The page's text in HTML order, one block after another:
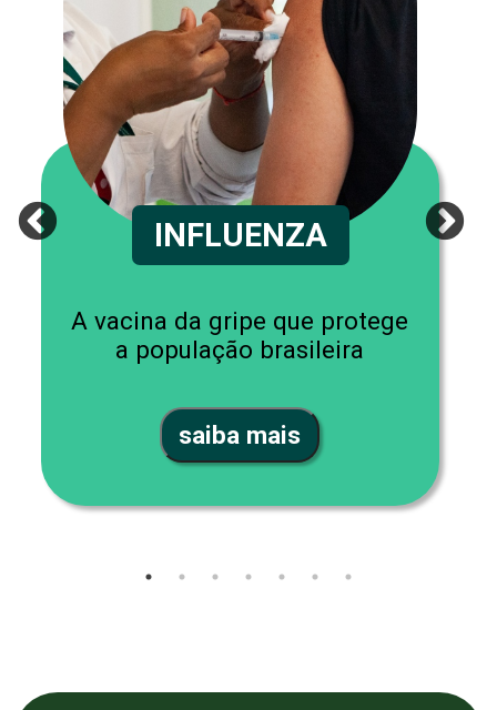
INFLUENZA
A vacina da gripe que protege
a população brasileira
saiba mais